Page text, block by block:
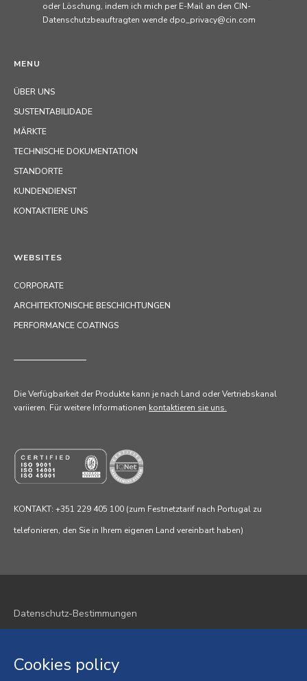
MENU
ÜBER UNS
SUSTENTABILIDADE
MÄRKTE
TECHNISCHE DOKUMENTATION
STANDORTE
KUNDENDIENST
KONTAKTIERE UNS
oder Löschung, indem ich mich per E-Mail an den CIN-
Datenschutzbeauftragten wende dpo_privacy@cin.com
WEBSITES
CORPORATE
ARCHITEKTONISCHE BESCHICHTUNGEN
PERFORMANCE COATINGS
Die Verfügbarkeit der Produkte kann je nach Land oder Vertriebskanal
variieren. Für weitere Informationen kontaktieren sie uns.
KONTAKT: +351 229 405 100 (zum Festnetztarif nach Portugal zu
telefonieren, den Sie in Ihrem eigenen Land vereinbart haben)
Datenschutz-Bestimmungen
Geschäftsbedingungen
Cookies policy